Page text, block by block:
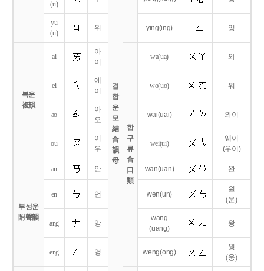
결
합
운
모
結
合
韻
母
(u)
yu
(u)
위 ying(ing) 잉
복운
複韻
ai
아
이
합
구
류
合
口
類
wa(ua) 와
ei
에
이
wo(uo) 워
ao
아
오
wai(uai) 와이
ou
어
우
wei(ui)
웨이
(우이)
부성운
附聲韻
an 안 wan(uan) 완
en 언 wen(un)
원
(운)
ang 앙
wang
(uang)
왕
eng 엉 weng(ong)
웡
(웅)